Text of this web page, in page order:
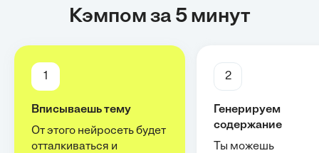
Кэмпом за 5 минут
1
Вписываешь тему
От этого нейросеть будет
отталкиваться и
2
Генерируем
содержание
Ты можешь